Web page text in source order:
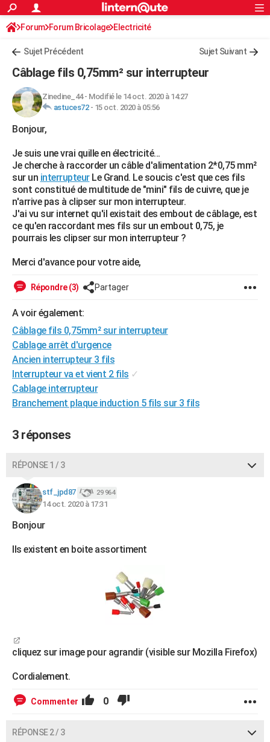
ACTUALITÉS
Politique
Société
Faits Divers
Education
Monde
Villes
+
FINANCE
Retraite
Impôts
Epargne
Immobilier
Risques naturels par ville
Banque
Assurance
Crédit
AUTO
Essais
Réserver un essai
Citadines
Berlines
SUV
Forum auto
+HIGH-TECH
Mobiles
Meilleur smartphone
Internet
Ordinateurs
Jeux vidéo
Guide high-tech
+BRICOLAGE
Forum
Aménagement intérieur
Extérieur
Cuisine
Salle de bains
Jardinage
Rangement
WEEK-END
Guides de France
Escapades
Patrimoine
Expositions
Musées
Week-end nature
LIFESTYLE
Art de vivre
Bien-être
Loisirs
Modes de vie
SANTE
Alimentation
Guide de la santé
Maladies
Médicaments
Sommeil
VOYAGE
Destinations
City break
Voyage nature
Voyage de noces
Forum
Climat
PHOTO
GUIDES D'ACHAT
BONS PLANS
CARTE DE VOEUX
Carte de Noël
Carte Bonne année
Carte Saint-Valentin
Carte Pâques
Carte d'anniversaire
DICTIONNAIRE
Dictionnaire
Biographies
Citations
Expressions
Proverbes
PROGRAMME TV
COPAINS D'AVANT
FORUM
Bricolage
Lifestyle
Culture
Sport
Auto
Television
Voyage
Cinema
S'inscrire
Connexion
Forum Forum Bricolage Electricité
Sujet Précédent Sujet Suivant
Câblage fils 0,75mm² sur interrupteur
Zinedine_44- Modifié le 14 oct. 2020 à 14:27
astuces72- 15 oct. 2020 à 05:56
Bonjour,
Je suis une vrai quille en électricité...
Je cherche à raccorder un câble d'alimentation 2*0,75 mm²
sur un interrupteurLe Grand. Le soucis c'est que ces fils
sont constitué de multitude de "mini" fils de cuivre, que je
n'arrive pas à clipser sur mon interrupteur.
J'ai vu sur internet qu'il existait des embout de câblage, est
ce qu'en raccordant mes fils sur un embout 0,75, je
pourrais les clipser sur mon interrupteur ?
Merci d'avance pour votre aide,
Répondre (3) Partager
A voir également:
Câblage fils 0,75mm² sur interrupteur
Cablage arrêt d'urgence
Ancien interrupteur 3 fils
Interrupteur va et vient 2 fils ✓
Cablage interrupteur
Branchement plaque induction 5 fils sur 3 fils
3 réponses
RÉPONSE 1 / 3
stf_jpd87 29 964
14 oct. 2020 à 17:31
Bonjour
Ils existent en boite assortiment
cliquez sur image pour agrandir (visible sur Mozilla Firefox)
Cordialement.
Commenter 0
RÉPONSE 2 / 3